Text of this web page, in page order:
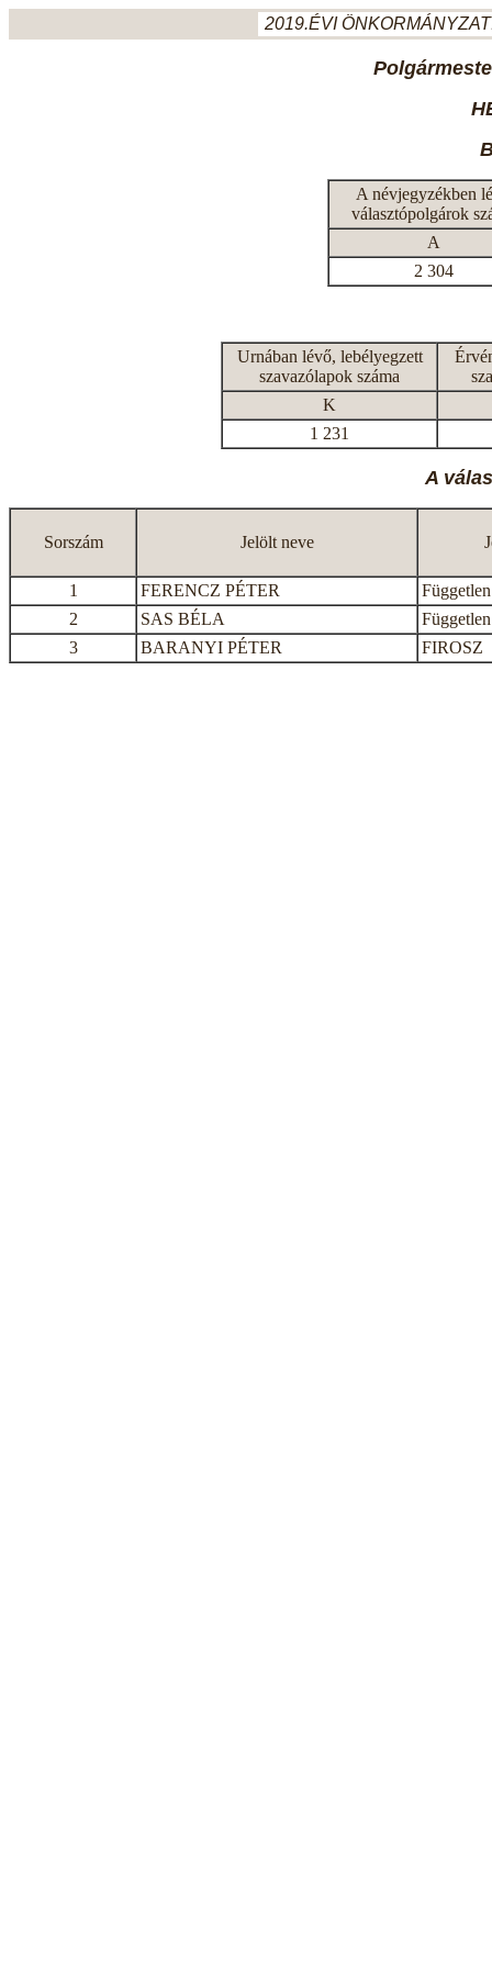
2019.ÉVI
A névjegyzékben
választópolgárok
A
2 304
Urnában lévő, lebélyegzett
szavazólapok száma
K
1 231
A
Sorszám Jelölt neve
1 FERENCZ PÉTER
2
SAS BÉLA
3
BARANYI PÉTER FIROSZ